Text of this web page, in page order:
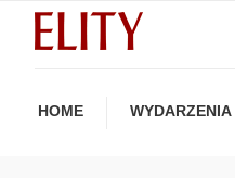
HOME WYDARZENIA